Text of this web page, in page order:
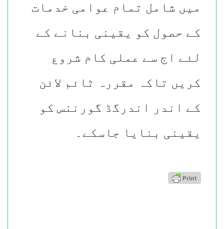
میں شامل تمام عوامی خدمات
کے حصول کو یقینی بنانے کے
لئے اج سے عملی کام شروع
کریں تاکہ مقررہ ٹائم لائن
کے اندر اندرگڈ گورننس کو
یقینی بنایا جاسکے۔